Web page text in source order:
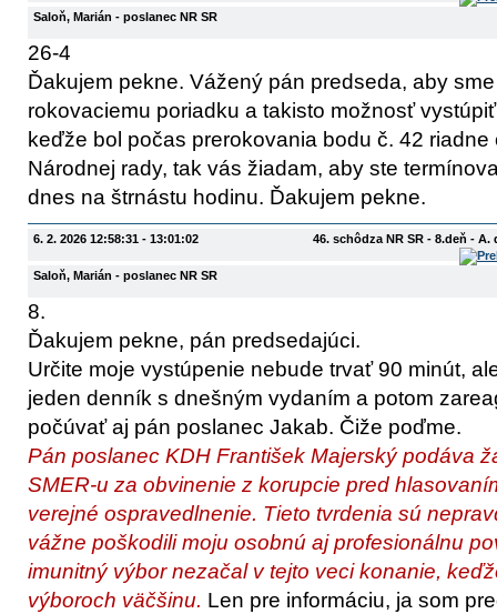
Saloň, Marián - poslanec NR SR
26-4
Ďakujem pekne. Vážený pán predseda, aby
rokovaciemu poriadku a takisto možnosť
keďže bol počas prerokovania bodu č. 42
Národnej rady, tak vás žiadam, aby ste
dnes na štrnástu hodinu. Ďakujem pekne.
6. 2. 2026 12:58:31 - 13:01:02 46. schôdza NR SR - 8.deň -
Saloň, Marián - poslanec NR SR
8.
Ďakujem pekne, pán predsedajúci.
Určite moje vystúpenie nebude trvať 90 minút,
jeden denník s dnešným vydaním a potom
počúvať aj pán poslanec Jakab. Čiže poďme.
Pán poslanec KDH František Majerský podáva
SMER-u za obvinenie z korupcie pred
verejné ospravedlnenie. Tieto tvrdenia sú
vážne poškodili moju osobnú aj profesionálnu
imunitný výbor nezačal v tejto veci konanie,
výboroch väčšinu. Len pre informáciu, ja som